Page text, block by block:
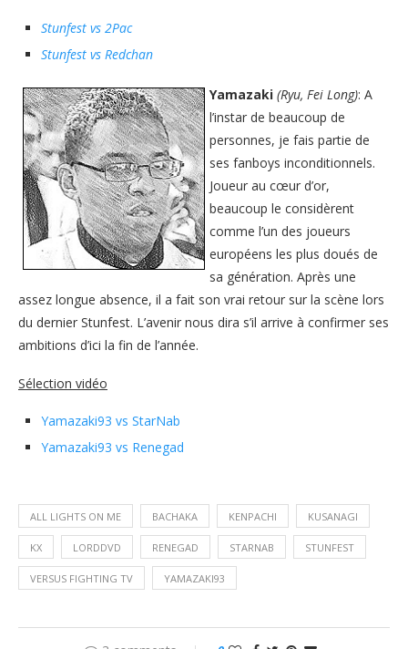
Stunfest vs 2Pac
Stunfest vs Redchan
Yamazaki (Ryu, Fei Long): A
l’instar de beaucoup de
personnes, je fais partie de
ses fanboys inconditionnels.
Joueur au cœur d’or,
beaucoup le considèrent
comme l’un des joueurs
européens les plus doués de
sa génération. Après une
assez longue absence, il a fait son vrai retour sur la scène lors
du dernier Stunfest. L’avenir nous dira s’il arrive à confirmer ses
ambitions d’ici la fin de l’année.
Sélection vidéo
Yamazaki93 vs StarNab
Yamazaki93 vs Renegad
ALL LIGHTS ON ME BACHAKA KENPACHI KUSANAGI
KX LORDDVD RENEGAD STARNAB STUNFEST
VERSUS FIGHTING TV YAMAZAKI93